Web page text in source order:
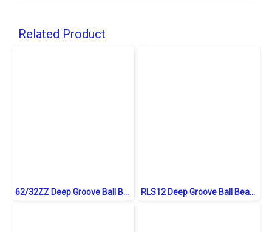
Related Product
62/32ZZ Deep Groove Ball Bearings Shield Type RLS12 Deep Groove Ball Bearings inch. Open Type